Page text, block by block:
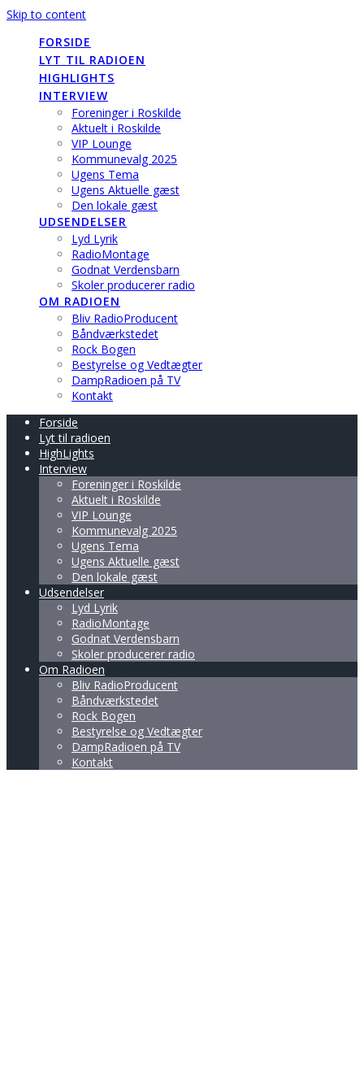
Skip to content
FORSIDE
LYT TIL RADIOEN
HIGHLIGHTS
INTERVIEW
Foreninger i Roskilde
Aktuelt i Roskilde
VIP Lounge
Kommunevalg 2025
Ugens Tema
Ugens Aktuelle gæst
Den lokale gæst
UDSENDELSER
Lyd Lyrik
RadioMontage
Godnat Verdensbarn
Skoler producerer radio
OM RADIOEN
Bliv RadioProducent
Båndværkstedet
Rock Bogen
Bestyrelse og Vedtægter
DampRadioen på TV
Kontakt
Forside
Lyt til radioen
HighLights
Interview
Foreninger i Roskilde
Aktuelt i Roskilde
VIP Lounge
Kommunevalg 2025
Ugens Tema
Ugens Aktuelle gæst
Den lokale gæst
Udsendelser
Lyd Lyrik
RadioMontage
Godnat Verdensbarn
Skoler producerer radio
Om Radioen
Bliv RadioProducent
Båndværkstedet
Rock Bogen
Bestyrelse og Vedtægter
DampRadioen på TV
Kontakt